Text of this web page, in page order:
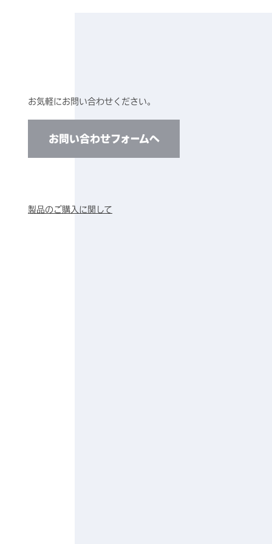
お気軽にお問い合わせください。
お問い合わせフォームへ
製品のご購入に関して